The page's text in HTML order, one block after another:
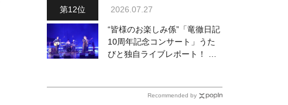
2026.07.27
“皆様のお楽しみ係”「竜徹日記
10周年記念コンサート」うた
びと独自ライブレポート！ 即
Recommended by